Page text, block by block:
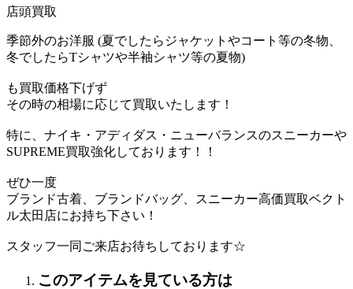
店頭買取
季節外のお洋服 (夏でしたらジャケットやコート等の冬物、
冬でしたらTシャツや半袖シャツ等の夏物)
も買取価格下げず
その時の相場に応じて買取いたします！
特に、ナイキ・アディダス・ニューバランスのスニーカーや
SUPREME買取強化しております！！
ぜひ一度
ブランド古着、ブランドバッグ、スニーカー高価買取ベクト
ル太田店にお持ち下さい！
スタッフ一同ご来店お待ちしております☆
このアイテムを見ている方は